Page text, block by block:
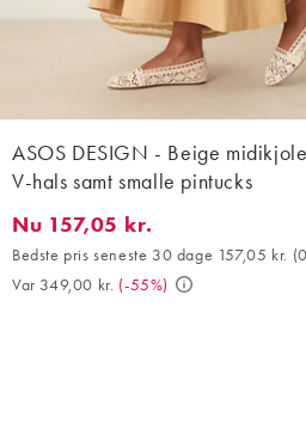
ASOS DESIGN - Beige
V-hals samt smalle pintucks
Nu 157,05 kr.. Bedste pris seneste
Nu 157,05 kr.
Bedste pris seneste 30 dage 157,05 kr. (
Var 349,00 kr. (-55%)